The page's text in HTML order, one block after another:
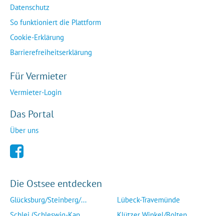
Datenschutz
So funktioniert die Plattform
Cookie-Erklärung
Barrierefreiheitserklärung
Für Vermieter
Vermieter-Login
Das Portal
Über uns
Die Ostsee entdecken
Glücksburg/Steinberg/...
Lübeck-Travemünde